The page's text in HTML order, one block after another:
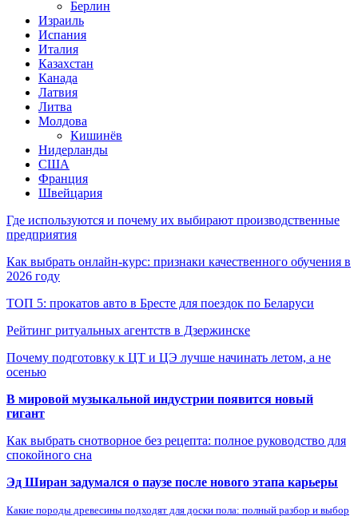
Берлин
Израиль
Испания
Италия
Казахстан
Канада
Латвия
Литва
Молдова
Кишинёв
Нидерланды
США
Франция
Швейцария
Где используются и почему их выбирают производственные
предприятия
Как выбрать онлайн-курс: признаки качественного обучения в
2026 году
ТОП 5: прокатов авто в Бресте для поездок по Беларуси
Рейтинг ритуальных агентств в Дзержинске
Почему подготовку к ЦТ и ЦЭ лучше начинать летом, а не
осенью
В мировой музыкальной индустрии появится новый
гигант
Как выбрать снотворное без рецепта: полное руководство для
спокойного сна
Эд Ширан задумался о паузе после нового этапа карьеры
Какие породы древесины подходят для доски пола: полный разбор и выбор